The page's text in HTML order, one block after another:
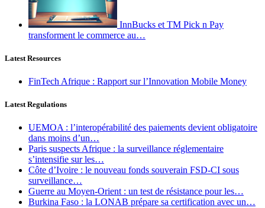
InnBucks et TM Pick n Pay
transforment le commerce au…
Latest Resources
FinTech Afrique : Rapport sur l’Innovation Mobile Money
Latest Regulations
UEMOA : l’interopérabilité des paiements devient obligatoire
dans moins d’un…
Paris suspects Afrique : la surveillance réglementaire
s’intensifie sur les…
Côte d’Ivoire : le nouveau fonds souverain FSD-CI sous
surveillance…
Guerre au Moyen-Orient : un test de résistance pour les…
Burkina Faso : la LONAB prépare sa certification avec un…